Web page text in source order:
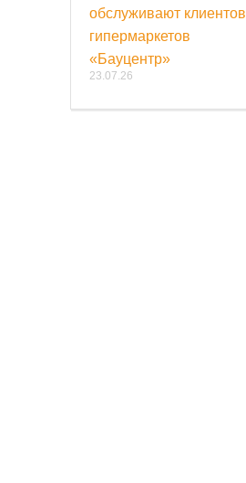
обслуживают клиентов
гипермаркетов
«Бауцентр»
23.07.26